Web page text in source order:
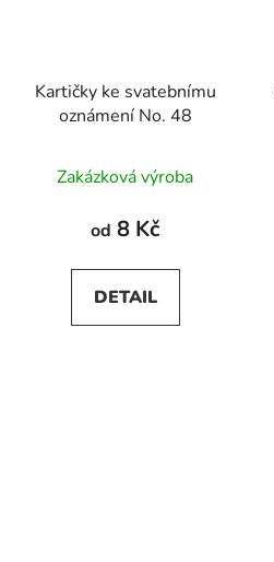
Kartičky ke svatebnímu
oznámení No. 48
Zakázková výroba
od 8 Kč
DETAIL